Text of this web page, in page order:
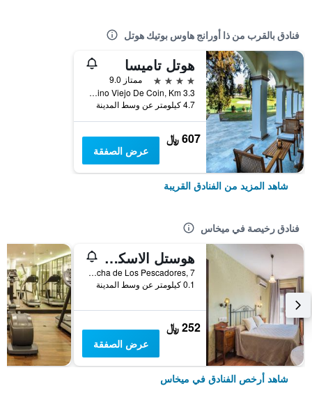
فنادق بالقرب من ذا أورانج هاوس بوتيك هوتل
هوتل تاميسا
4 نجوم
ممتاز 9.0
Camino Viejo De Coin, Km 3.3, ميخاس, منطقة أندلوسيا, أسبانيا
4.7 كيلومتر عن وسط المدينة
607 ﷼
عرض الصفقة
شاهد المزيد من الفنادق القريبة
فنادق رخيصة في ميخاس
هوستل الاسكودو دي ميخاس
Trocha de Los Pescadores, 7, ميخاس, منطقة أندلوسيا, أسبانيا
0.1 كيلومتر عن وسط المدينة
252 ﷼
عرض الصفقة
شاهد أرخص الفنادق في ميخاس